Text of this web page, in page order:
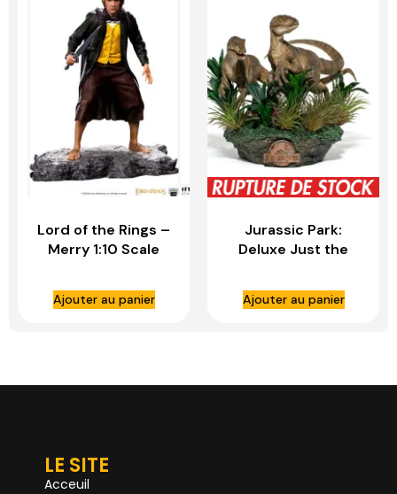
Lord of the Rings –
Merry 1:10 Scale
STUDIOS
Ajouter au panier
Jurassic Park:
Deluxe Just the
Scale Statue – IRON
STUDIOS
Ajouter au panier
LE SITE
Acceuil